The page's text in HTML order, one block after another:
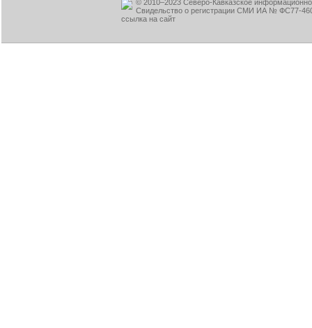
© 2010–2023 Северо-Кавказское
Свидельство о регистрации СМИ ИА № ФС77-
ссылка на сайт